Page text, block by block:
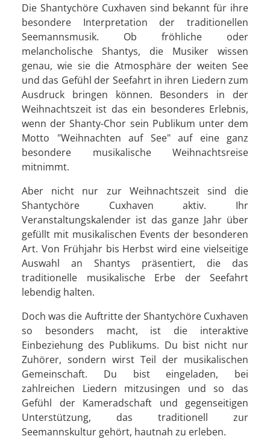
Die Shantychöre Cuxhaven sind bekannt für ihre
besondere Interpretation der traditionellen
Seemannsmusik. Ob fröhliche oder
melancholische Shantys, die Musiker wissen
genau, wie sie die Atmosphäre der weiten See
und das Gefühl der Seefahrt in ihren Liedern zum
Ausdruck bringen können. Besonders in der
Weihnachtszeit ist das ein besonderes Erlebnis,
wenn der Shanty-Chor sein Publikum unter dem
Motto "Weihnachten auf See" auf eine ganz
besondere musikalische Weihnachtsreise
mitnimmt.
Aber nicht nur zur Weihnachtszeit sind die
Shantychöre Cuxhaven aktiv. Ihr
Veranstaltungskalender ist das ganze Jahr über
gefüllt mit musikalischen Events der besonderen
Art. Von Frühjahr bis Herbst wird eine vielseitige
Auswahl an Shantys präsentiert, die das
traditionelle musikalische Erbe der Seefahrt
lebendig halten.
Doch was die Auftritte der Shantychöre Cuxhaven
so besonders macht, ist die interaktive
Einbeziehung des Publikums. Du bist nicht nur
Zuhörer, sondern wirst Teil der musikalischen
Gemeinschaft. Du bist eingeladen, bei
zahlreichen Liedern mitzusingen und so das
Gefühl der Kameradschaft und gegenseitigen
Unterstützung, das traditionell zur
Seemannskultur gehört, hautnah zu erleben.